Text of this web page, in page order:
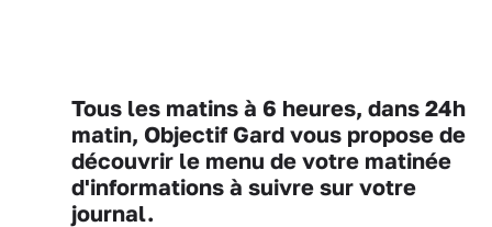
Tous les matins à 6 heures, dans 24h
matin, Objectif Gard vous propose de
découvrir le menu de votre matinée
d'informations à suivre sur votre
journal.